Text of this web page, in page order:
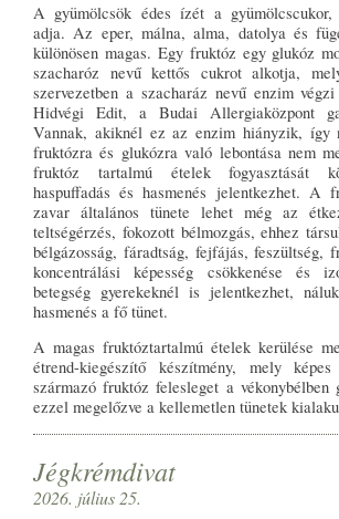
A gyümölcsök édes ízét a gyümölcscukor,
adja. Az eper, málna, alma, datolya és
különösen magas. Egy fruktóz egy glukóz
szacharóz nevű kettős cukrot alkotja,
szervezetben a szacharáz nevű enzim
Hidvégi Edit, a Budai Allergiaközpont
Vannak, akiknél ez az enzim hiányzik, így
fruktózra és glukózra való lebontása nem
fruktóz tartalmú ételek fogyasztását
haspuffadás és hasmenés jelentkezhet. A
zavar általános tünete lehet még az
teltségérzés, fokozott bélmozgás, ehhez
bélgázosság, fáradtság, fejfájás, feszültség,
koncentrálási képesség csökkenése és
betegség gyerekeknél is jelentkezhet,
hasmenés a fő tünet.
A magas fruktóztartalmú ételek kerülése
étrend-kiegészítő készítmény, mely
származó fruktóz felesleget a vékonybélben
ezzel megelőzve a kellemetlen tünetek
Jégkrémdivat
2026. július 25.